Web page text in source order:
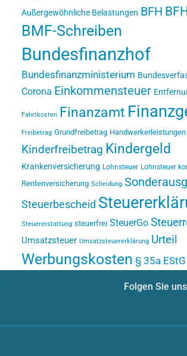
Außergewöhnliche Belastungen BFH
BMF-Schreiben
Bundesfinanzhof
Bundesfinanzministerium
Corona Einkommensteuer
Fahrtkosten Finanzamt
Freibetrag Grundfreibetrag Handwerkerleistungen
Kinderfreibetrag Kindergeld
Krankenversicherung Lohnsteuer Lohnsteuer
Rentenversicherung Scheidung
Steuerbescheid
Steuererstattung steuerfrei SteuerGo
Umsatzsteuer Umsatzsteuererklärung Urteil
Werbungskosten § 35a EStG
Folgen Sie uns